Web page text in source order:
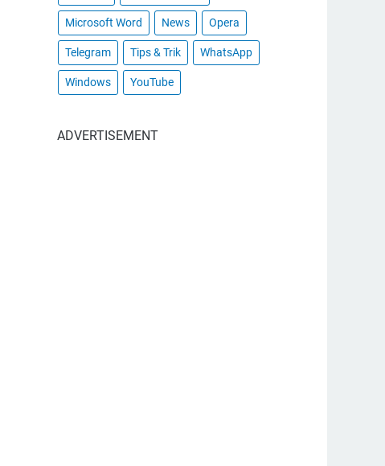
Microsoft Word News Opera
Telegram Tips & Trik WhatsApp
Windows YouTube
ADVERTISEMENT